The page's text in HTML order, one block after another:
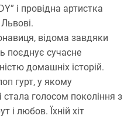
і провідна артистка
відома завдяки
поєднує сучасне
домашніх історій.
гурт, у якому
стала голосом покоління з
і любов. Їхній хіт